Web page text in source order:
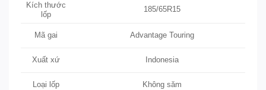
Kích thước
lốp
185/65R15
Mã gai Advantage Touring
Xuất xứ Indonesia
Loại lốp Không săm